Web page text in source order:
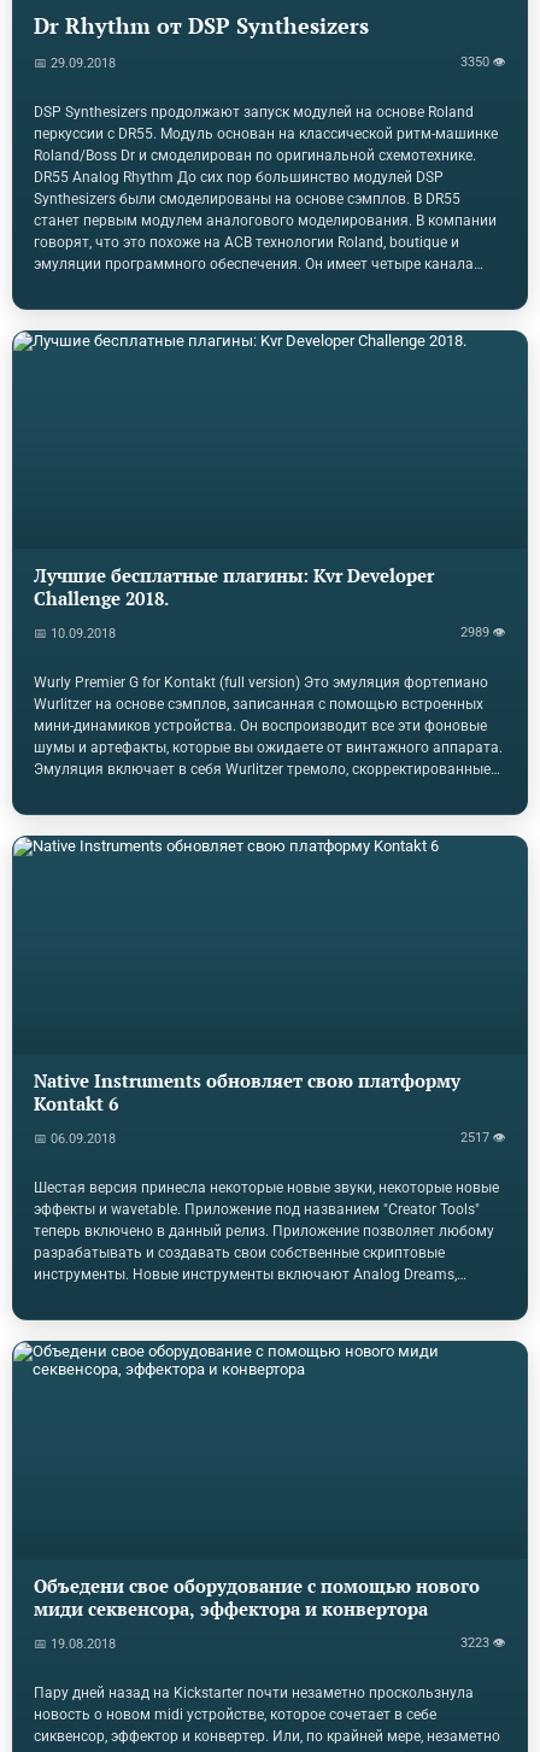
Dr Rhythm от DSP Synthesizers
📅 29.09.2018 3350 👁
DSP Synthesizers продолжают запуск модулей на основе Roland
перкуссии с DR55. Модуль основан на классической ритм-машинке
Roland/Boss Dr и смоделирован по оригинальной схемотехнике.
DR55 Analog Rhythm До сих пор большинство модулей DSP
Synthesizers были смоделированы на основе сэмплов. В DR55
станет первым модулем аналогового моделирования. В компании
говорят, что это похоже на ACB технологии Roland, boutique и
эмуляции программного обеспечения. Он имеет четыре канала
сигналы пуска и акцента, независимые выходы и управления
спада. Бас-барабан имеет Т-образный резонатор с периодом
затухания до 2,5 секунд. Бас и rimshot имеют регуляторы тона,
Лучшие бесплатные плагины: Kvr Developer
Challenge 2018.
📅 10.09.2018 2989 👁
Wurly Premier G for Kontakt (full version) Это эмуляция фортепиано
Wurlitzer на основе сэмплов, записанная с помощью встроенных
мини-динамиков устройства. Он воспроизводит все эти фоновые
шумы и артефакты, которые вы ожидаете от винтажного аппарата.
Эмуляция включает в себя Wurlitzer тремоло, скорректированные
Wah, а также реверберации из студийных пространств и те, которые
поступают из блока Space Echo.Дополнительная информация и
скачать GranuLab 24 плагина и приложения для Windows и Mac и 3
Native Instruments обновляет свою платформу
Kontakt 6
📅 06.09.2018 2517 👁
Шестая версия принесла некоторые новые звуки, некоторые новые
эффекты и wavetable. Приложение под названием "Creator Tools"
теперь включено в данный релиз. Приложение позволяет любому
разрабатывать и создавать свои собственные скриптовые
инструменты. Новые инструменты включают Analog Dreams,
Replika delay, несколько ревербираторов и wah-wah. Неужели этому
безумному разнообразию нет конца?Волновой синтез становится
частью набора инструментов. Все новые инструменты включают
этот новый модуль. Как его использовать пока не совсем ясно, на
Объедени свое оборудование с помощью нового
миди секвенсора, эффектора и конвертора
📅 19.08.2018 3223 👁
Пару дней назад на Kickstarter почти незаметно проскользнула
новость о новом midi устройстве, которое сочетает в себе
сиквенсор, эффектор и конвертер. Или, по крайней мере, незаметно